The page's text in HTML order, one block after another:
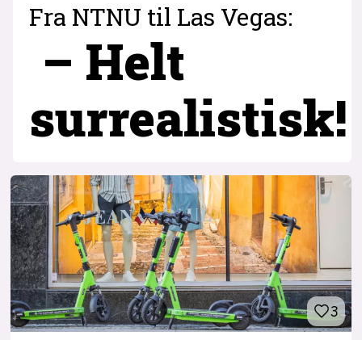
Fra NTNU til Las Vegas:
– Helt
surrealistisk!
3